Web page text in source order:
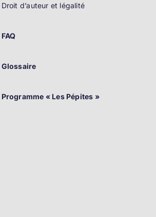
Droit d’auteur et légalité
FAQ
Glossaire
Programme « Les Pépites »